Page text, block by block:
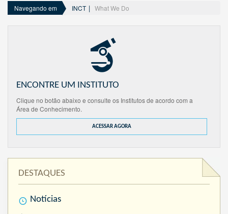
Navegando em INCT What We Do
ENCONTRE UM INSTITUTO
Clique no botão abaixo e consulte os Institutos de acordo com a
Área de Conhecimento.
ACESSAR AGORA
DESTAQUES
Notícias